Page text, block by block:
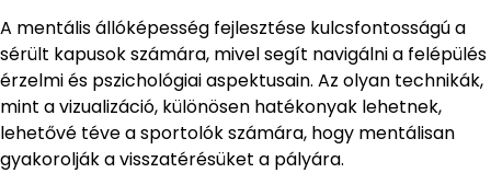
A mentális állóképesség fejlesztése kulcsfontosságú a
sérült kapusok számára, mivel segít navigálni a felépülés
érzelmi és pszichológiai aspektusain. Az olyan technikák,
mint a vizualizáció, különösen hatékonyak lehetnek,
lehetővé téve a sportolók számára, hogy mentálisan
gyakorolják a visszatérésüket a pályára.